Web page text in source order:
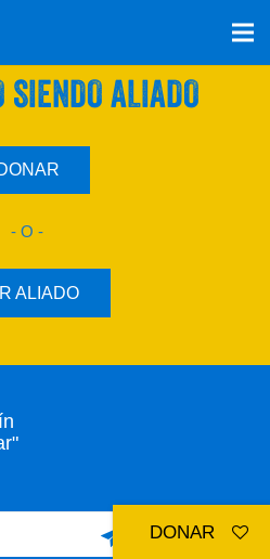
PLAN CON UNA
SIENDO ALIADO
- O -
ALIADO
DONAR